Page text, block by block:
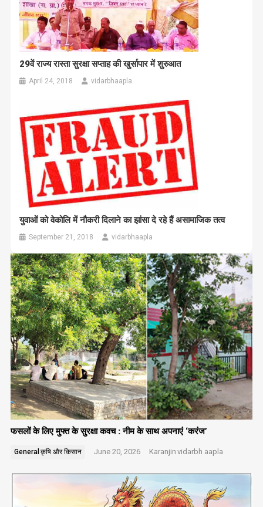
29वें राज्य रास्ता सुरक्षा सप्ताह की खुर्सापार में शुरुआत
April 24, 2018 vidarbhaapla
युवाओं को वेकोलि में नौकरी दिलाने का झांसा दे रहे हैं असामाजिक तत्व
September 21, 2018 vidarbhaapla
फसलों के लिए मुफ्त के सुरक्षा कवच : नीम के साथ अपनाएं ‘करंज’
General कृषि और किसान June 20, 2026 Karanjin vidarbh aapla